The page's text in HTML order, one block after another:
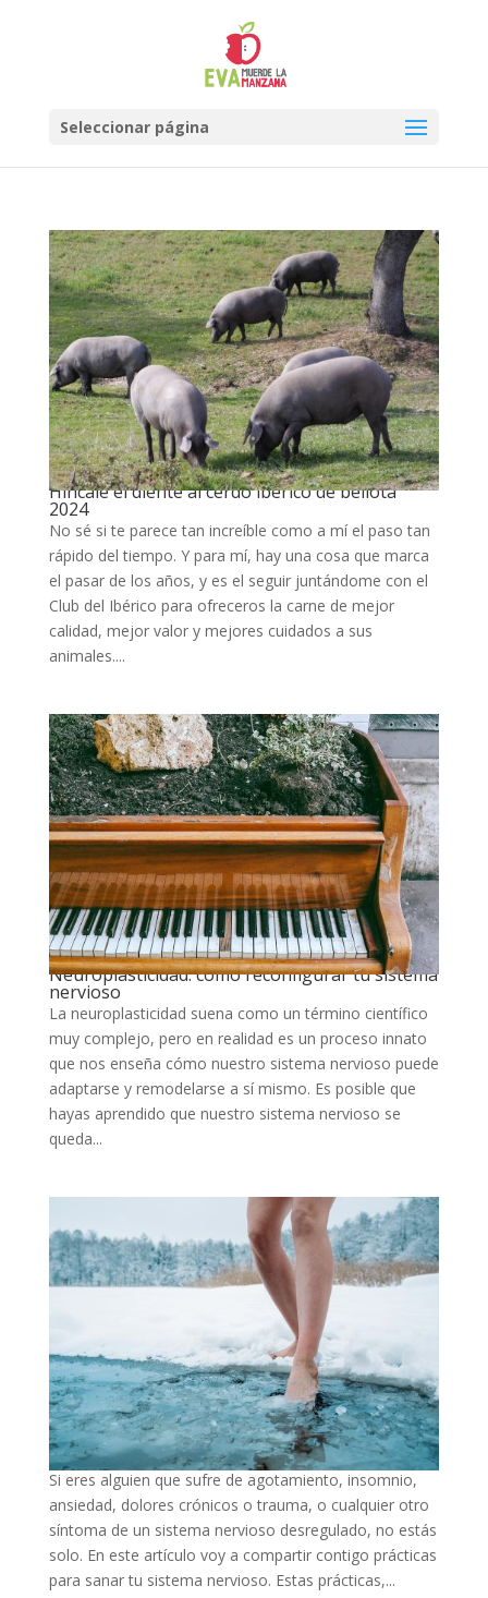
Seleccionar página
Híncale el diente al cerdo ibérico de bellota
2024
No sé si te parece tan increíble como a mí el paso tan
rápido del tiempo. Y para mí, hay una cosa que marca
el pasar de los años, y es el seguir juntándome con el
Club del Ibérico para ofreceros la carne de mejor
calidad, mejor valor y mejores cuidados a sus
animales....
Neuroplasticidad: cómo reconfigurar tu sistema
nervioso
La neuroplasticidad suena como un término científico
muy complejo, pero en realidad es un proceso innato
que nos enseña cómo nuestro sistema nervioso puede
adaptarse y remodelarse a sí mismo. Es posible que
hayas aprendido que nuestro sistema nervioso se
queda...
11 prácticas para sanar tu sistema nervioso
Si eres alguien que sufre de agotamiento, insomnio,
ansiedad, dolores crónicos o trauma, o cualquier otro
síntoma de un sistema nervioso desregulado, no estás
solo. En este artículo voy a compartir contigo prácticas
para sanar tu sistema nervioso. Estas prácticas,...